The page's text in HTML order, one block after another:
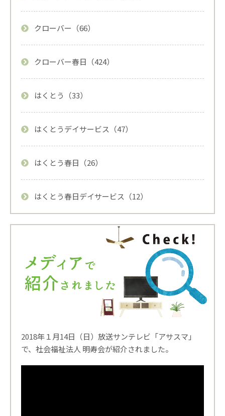
クローバー（66）
クローバー春日（424）
はくとう（33）
はくとうデイサービス（47）
はくとう春日（26）
はくとう春日デイサービス（12）
2018年１月14日（日）放送サンテレビ「アサスマ」
で、社会福祉法人 明寿会が紹介されました。